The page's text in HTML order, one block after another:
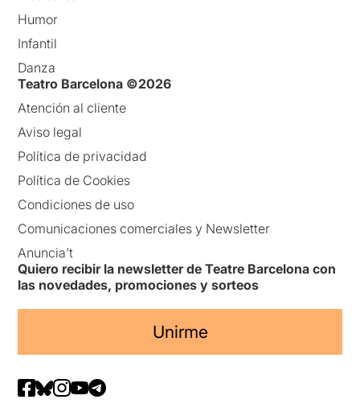
Humor
Infantil
Danza
Teatro Barcelona ©2026
Atención al cliente
Aviso legal
Política de privacidad
Política de Cookies
Condiciones de uso
Comunicaciones comerciales y Newsletter
Anuncia’t
Quiero recibir la newsletter de Teatre Barcelona con
las novedades, promociones y sorteos
Unirme